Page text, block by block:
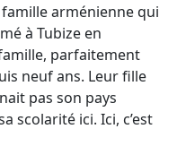
arménienne qui
à Tubize en
parfaitement
neuf ans. Leur fille
pas son pays
scolarité ici. Ici, c’est